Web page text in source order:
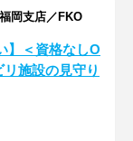
岡支店／FKO
】＜資格なしO
施設の見守り